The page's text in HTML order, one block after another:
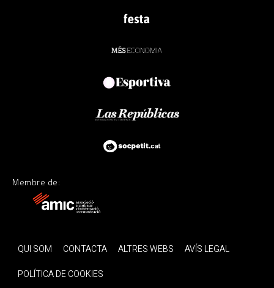
Membre de:
QUI SOM CONTACTA ALTRES WEBS
AVÍS LEGAL
POLÍTICA DE COOKIES